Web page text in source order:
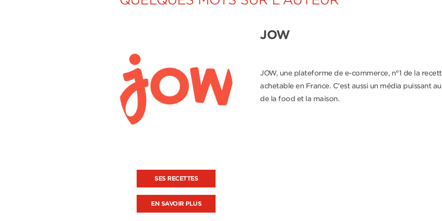
JOW
JOW, une plateforme de e-commerce, n°1 de la
achetable en France. C'est aussi un média puissant
de la food et la maison.
SES RECETTES
EN SAVOIR PLUS